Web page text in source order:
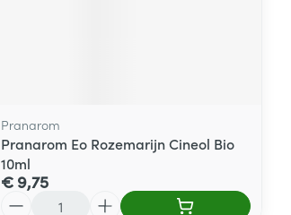
Pranarom
Pranarom Eo Rozemarijn Cineol Bio
10ml
€ 9,75